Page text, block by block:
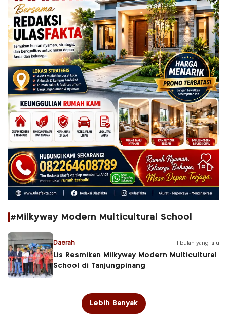
#Milkyway Modern Multicultural School
Daerah 1 bulan yang lalu
Lis Resmikan Milkyway Modern Multicultural
School di Tanjungpinang
Lebih Banyak